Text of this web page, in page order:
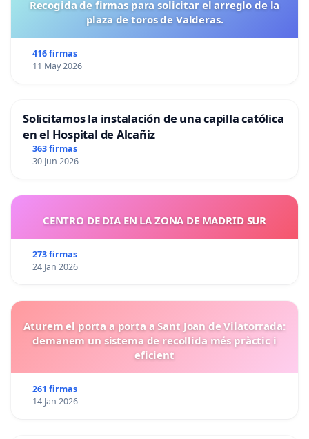
Recogida de firmas para solicitar el arreglo de la
plaza de toros de Valderas.
416 firmas
11 May 2026
Solicitamos la instalación de una capilla católica
en el Hospital de Alcañiz
363 firmas
30 Jun 2026
CENTRO DE DIA EN LA ZONA DE MADRID SUR
273 firmas
24 Jan 2026
Aturem el porta a porta a Sant Joan de Vilatorrada:
demanem un sistema de recollida més pràctic i
eficient
261 firmas
14 Jan 2026